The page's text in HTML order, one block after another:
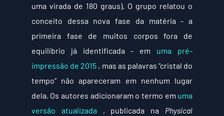
uma virada de 180 graus). O grupo relatou o
conceito dessa nova fase da matéria - a
primeira fase de muitos corpos fora de
equilíbrio já identificada - em uma pré-
impressão de 2015 , mas as palavras “cristal do
tempo” não apareceram em nenhum lugar
dela. Os autores adicionaram o termo em uma
versão atualizada , publicada na Physical